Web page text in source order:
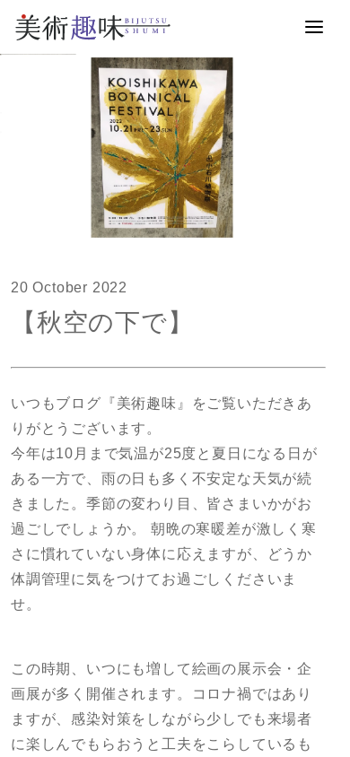
20 October 2022
【秋空の下で】
いつもブログ『美術趣味』をご覧いただきあ
りがとうございます。
今年は10月まで気温が25度と夏日になる日が
ある一方で、雨の日も多く不安定な天気が続
きました。季節の変わり目、皆さまいかがお
過ごしでしょうか。 朝晩の寒暖差が激しく寒
さに慣れていない身体に応えますが、どうか
体調管理に気をつけてお過ごしくださいま
せ。
この時期、いつにも増して絵画の展示会・企
画展が多く開催されます。コロナ禍ではあり
ますが、感染対策をしながら少しでも来場者
に楽しんでもらおうと工夫をこらしているも